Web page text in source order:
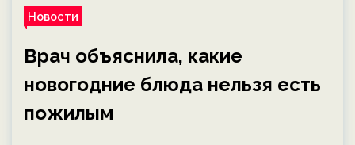
Новости
Врач объяснила, какие
новогодние блюда нельзя есть
пожилым